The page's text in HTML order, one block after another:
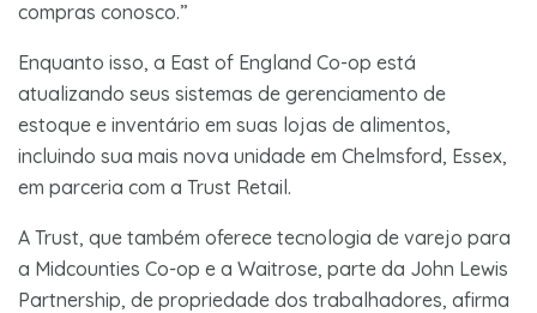
compras conosco.”
Enquanto isso, a East of England Co-op está
atualizando seus sistemas de gerenciamento de
estoque e inventário em suas lojas de alimentos,
incluindo sua mais nova unidade em Chelmsford, Essex,
em parceria com a Trust Retail.
A Trust, que também oferece tecnologia de varejo para
a Midcounties Co-op e a Waitrose, parte da John Lewis
Partnership, de propriedade dos trabalhadores, afirma